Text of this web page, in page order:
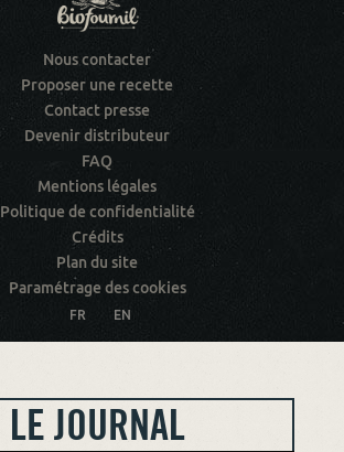
Nous contacter
Proposer une recette
Contact presse
Devenir distributeur
FAQ
Mentions légales
Politique de confidentialité
Crédits
Plan du site
Paramétrage des cookies
FR EN
LE JOURNAL